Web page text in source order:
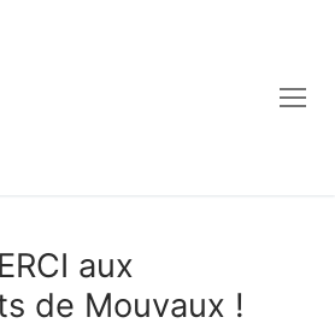
aux
de Mouvaux !